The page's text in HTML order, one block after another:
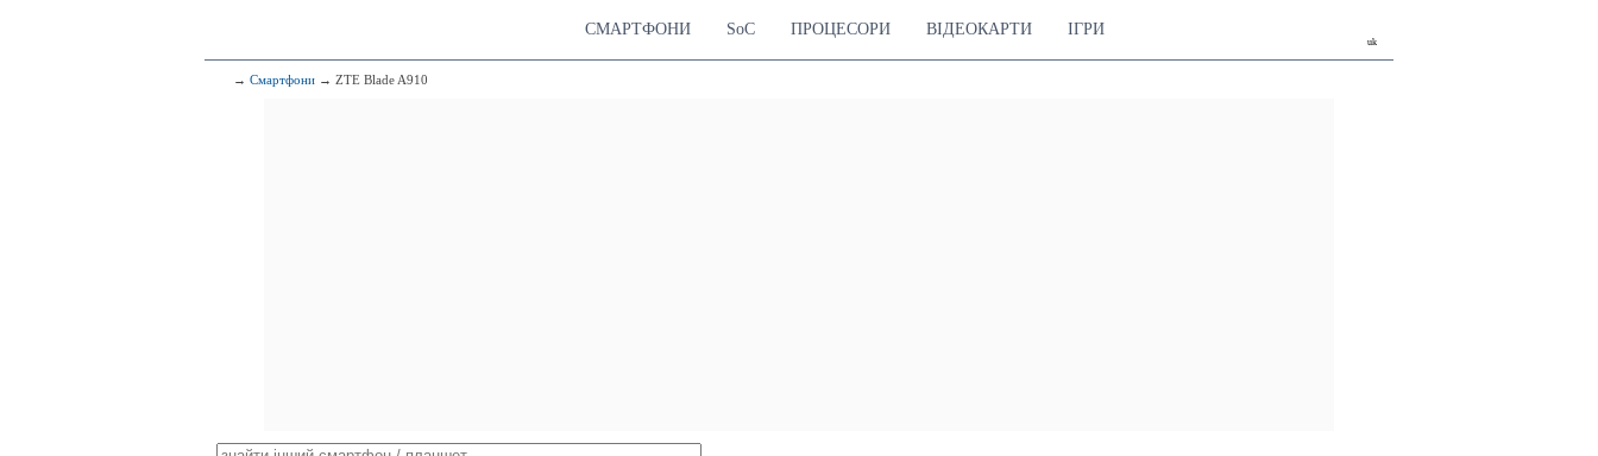
uk
СМАРТФОНИ SoC ПРОЦЕСОРИ ВІДЕОКАРТИ ІГРИ
→ Смартфони → ZTE Blade A910